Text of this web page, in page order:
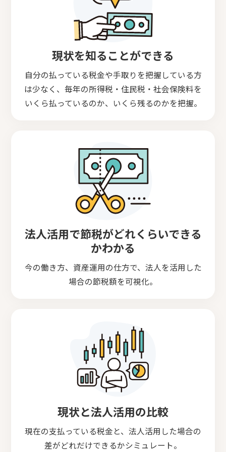
現状を知ることができる
自分の払っている税金や手取りを把握している方
は少なく、毎年の所得税・住民税・社会保険料を
いくら払っているのか、いくら残るのかを把握。
法人活用で節税がどれくらいできる
かわかる
今の働き方、資産運用の仕方で、法人を活用した
場合の節税額を可視化。
現状と法人活用の比較
現在の支払っている税金と、法人活用した場合の
差がどれだけできるかシミュレート。